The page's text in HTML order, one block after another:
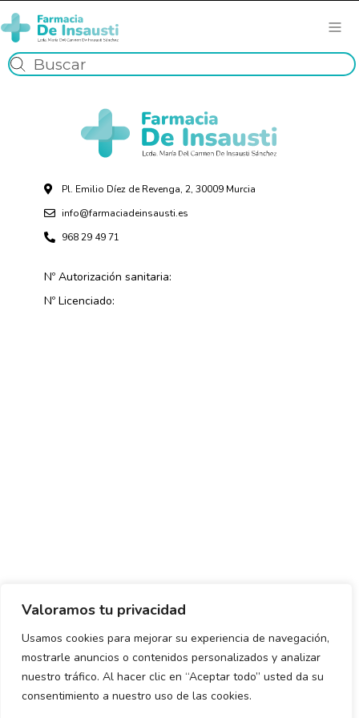
Valoramos tu privacidad
Usamos cookies para mejorar su experiencia de navegación,
mostrarle anuncios o contenidos personalizados y analizar
nuestro tráfico. Al hacer clic en “Aceptar todo” usted da su
consentimiento a nuestro uso de las cookies.
Pl. Emilio Díez de Revenga, 2, 30009 Murcia
info@farmaciadeinsausti.es
968 29 49 71
Nº Autorización sanitaria:
Nº Licenciado:
Política de envío y devoluciones Política de privacidad
Uso de cookies Aviso legal Términos y condiciones